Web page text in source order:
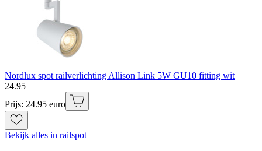
Nordlux spot railverlichting Allison Link 5W GU10 fitting wit
24.95
Prijs: 24.95 euro
Bekijk alles in railspot